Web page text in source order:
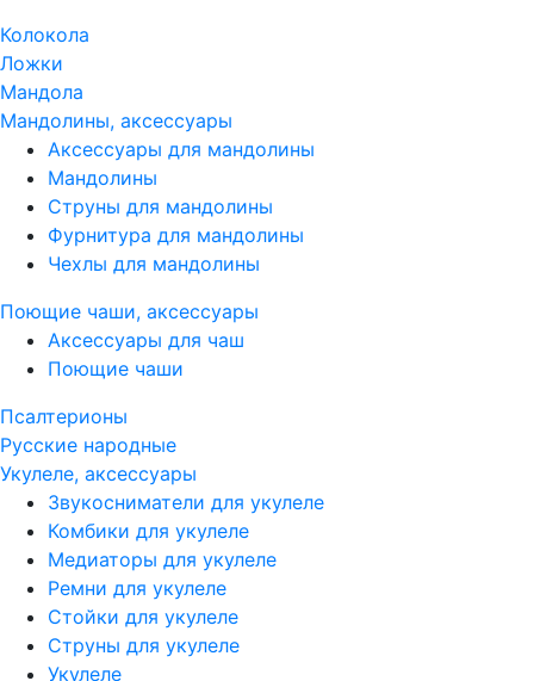
Колокола
Ложки
Мандола
Мандолины, аксессуары
Аксессуары для мандолины
Мандолины
Струны для мандолины
Фурнитура для мандолины
Чехлы для мандолины
Поющие чаши, аксессуары
Аксессуары для чаш
Поющие чаши
Псалтерионы
Русские народные
Укулеле, аксессуары
Звукосниматели для укулеле
Комбики для укулеле
Медиаторы для укулеле
Ремни для укулеле
Стойки для укулеле
Струны для укулеле
Укулеле